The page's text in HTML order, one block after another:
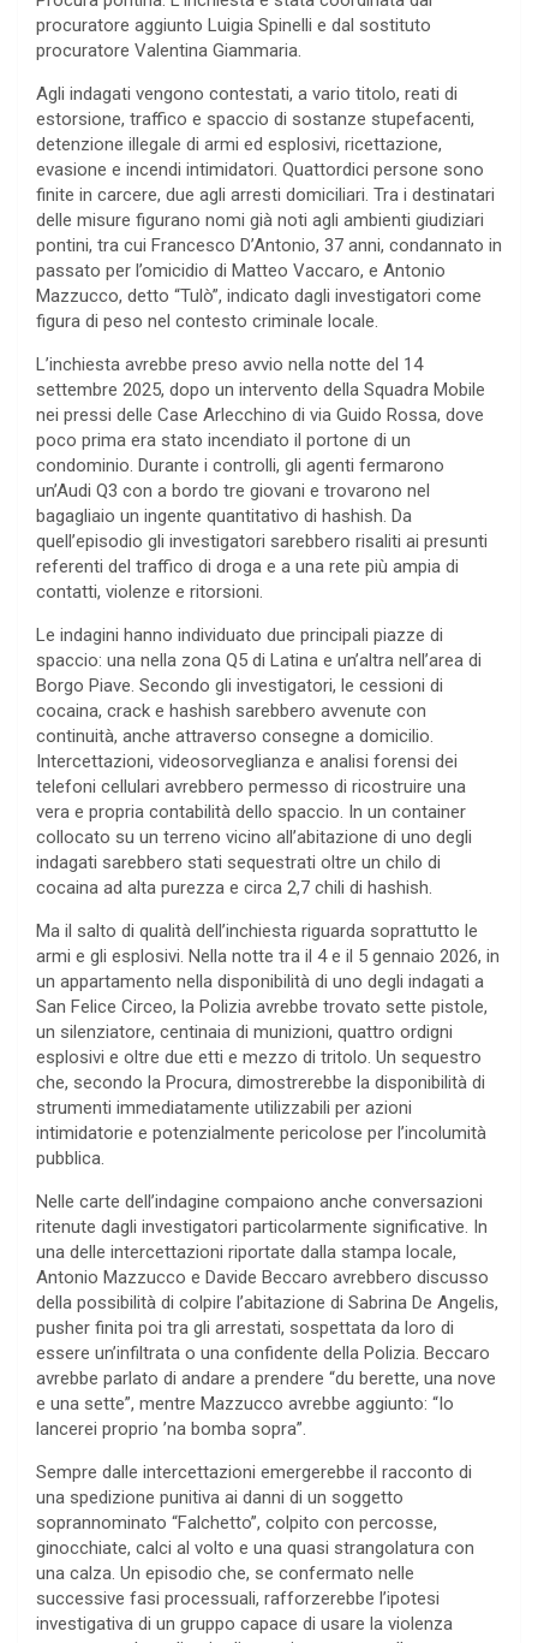
procuratore aggiunto Luigia Spinelli e dal sostituto
procuratore Valentina Giammaria.
Agli indagati vengono contestati, a vario titolo, reati di
estorsione, traffico e spaccio di sostanze stupefacenti,
detenzione illegale di armi ed esplosivi, ricettazione,
evasione e incendi intimidatori. Quattordici persone sono
finite in carcere, due agli arresti domiciliari. Tra i destinatari
delle misure figurano nomi già noti agli ambienti giudiziari
pontini, tra cui Francesco D’Antonio, 37 anni, condannato in
passato per l’omicidio di Matteo Vaccaro, e Antonio
Mazzucco, detto “Tulò”, indicato dagli investigatori come
figura di peso nel contesto criminale locale.
L’inchiesta avrebbe preso avvio nella notte del 14
settembre 2025, dopo un intervento della Squadra Mobile
nei pressi delle Case Arlecchino di via Guido Rossa, dove
poco prima era stato incendiato il portone di un
condominio. Durante i controlli, gli agenti fermarono
un’Audi Q3 con a bordo tre giovani e trovarono nel
bagagliaio un ingente quantitativo di hashish. Da
quell’episodio gli investigatori sarebbero risaliti ai presunti
referenti del traffico di droga e a una rete più ampia di
contatti, violenze e ritorsioni.
Le indagini hanno individuato due principali piazze di
spaccio: una nella zona Q5 di Latina e un’altra nell’area di
Borgo Piave. Secondo gli investigatori, le cessioni di
cocaina, crack e hashish sarebbero avvenute con
continuità, anche attraverso consegne a domicilio.
Intercettazioni, videosorveglianza e analisi forensi dei
telefoni cellulari avrebbero permesso di ricostruire una
vera e propria contabilità dello spaccio. In un container
collocato su un terreno vicino all’abitazione di uno degli
indagati sarebbero stati sequestrati oltre un chilo di
cocaina ad alta purezza e circa 2,7 chili di hashish.
Ma il salto di qualità dell’inchiesta riguarda soprattutto le
armi e gli esplosivi. Nella notte tra il 4 e il 5 gennaio 2026, in
un appartamento nella disponibilità di uno degli indagati a
San Felice Circeo, la Polizia avrebbe trovato sette pistole,
un silenziatore, centinaia di munizioni, quattro ordigni
esplosivi e oltre due etti e mezzo di tritolo. Un sequestro
che, secondo la Procura, dimostrerebbe la disponibilità di
strumenti immediatamente utilizzabili per azioni
intimidatorie e potenzialmente pericolose per l’incolumità
pubblica.
Nelle carte dell’indagine compaiono anche conversazioni
ritenute dagli investigatori particolarmente significative. In
una delle intercettazioni riportate dalla stampa locale,
Antonio Mazzucco e Davide Beccaro avrebbero discusso
della possibilità di colpire l’abitazione di Sabrina De Angelis,
pusher finita poi tra gli arrestati, sospettata da loro di
essere un’infiltrata o una confidente della Polizia. Beccaro
avrebbe parlato di andare a prendere “du berette, una nove
e una sette”, mentre Mazzucco avrebbe aggiunto: “Io
lancerei proprio ’na bomba sopra”.
Sempre dalle intercettazioni emergerebbe il racconto di
una spedizione punitiva ai danni di un soggetto
soprannominato “Falchetto”, colpito con percosse,
ginocchiate, calci al volto e una quasi strangolatura con
una calza. Un episodio che, se confermato nelle
successive fasi processuali, rafforzerebbe l’ipotesi
investigativa di un gruppo capace di usare la violenza